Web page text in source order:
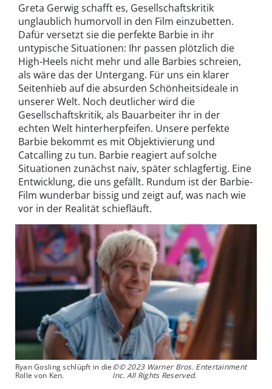
Greta Gerwig schafft es, Gesellschaftskritik
unglaublich humorvoll in den Film einzubetten.
Dafür versetzt sie die perfekte Barbie in ihr
untypische Situationen: Ihr passen plötzlich die
High-Heels nicht mehr und alle Barbies schreien,
als wäre das der Untergang. Für uns ein klarer
Seitenhieb auf die absurden Schönheitsideale in
unserer Welt. Noch deutlicher wird die
Gesellschaftskritik, als Bauarbeiter ihr in der
echten Welt hinterherpfeifen. Unsere perfekte
Barbie bekommt es mit Objektivierung und
Catcalling zu tun. Barbie reagiert auf solche
Situationen zunächst naiv, später schlagfertig. Eine
Entwicklung, die uns gefällt. Rundum ist der Barbie-
Film wunderbar bissig und zeigt auf, was nach wie
vor in der Realität schiefläuft.
Ryan Gosling schlüpft in die
Rolle von Ken.
©© 2023 Warner Bros. Entertainment
Inc. All Rights Reserved.